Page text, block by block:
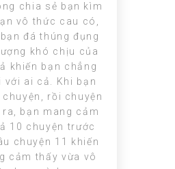
chia sẻ bạn kìm
vô thức cau có,
đá thúng đụng
khó chịu của
khiến bạn chẳng
với ai cả. Khi bạn
rồi chuyện
bạn mang cảm
10 chuyện trước
chuyện 11 khiến
cảm thấy vừa vô